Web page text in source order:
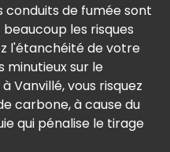
conduits de fumée sont
les risques
l'étanchéité de votre
minutieux sur le
Vanvillé, vous risquez
carbone, à cause du
qui pénalise le tirage